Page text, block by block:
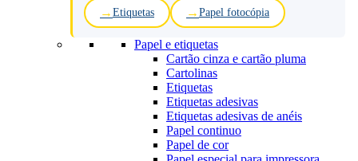
Etiquetas Papel fotocópia
Papel e etiquetas
Cartão cinza e cartão pluma
Cartolinas
Etiquetas
Etiquetas adesivas
Etiquetas adesivas de anéis
Papel continuo
Papel de cor